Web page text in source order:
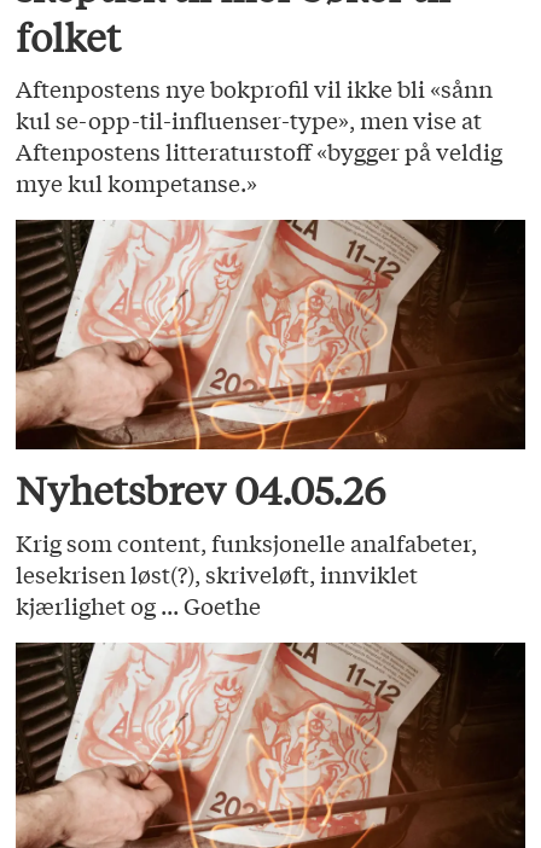
folket
Aftenpostens nye bokprofil vil ikke bli «sånn
kul se-opp-til-influenser-type», men vise at
Aftenpostens litteraturstoff «bygger på veldig
mye kul kompetanse.»
Nyhetsbrev 04.05.26
Krig som content, funksjonelle analfabeter,
lesekrisen løst(?), skriveløft, innviklet
kjærlighet og ... Goethe